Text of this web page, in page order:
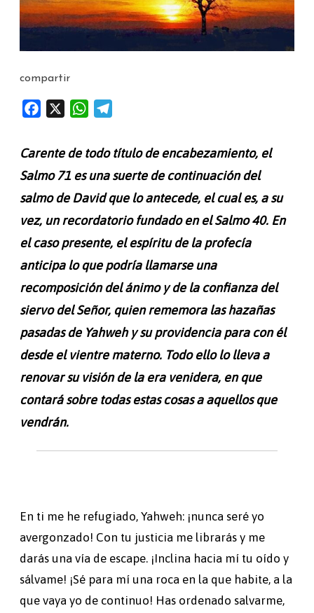
compartir
b
o
o
W
s
A
p
g
r
a
Carente de todo título de encabezamiento, el
Salmo 71 es una suerte de continuación del
salmo de David que lo antecede, el cual es, a su
vez, un recordatorio fundado en el Salmo 40. En
el caso presente, el espíritu de la profecía
anticipa lo que podría llamarse una
recomposición del ánimo y de la confianza del
siervo del Señor, quien rememora las hazañas
pasadas de Yahweh y su providencia para con él
desde el vientre materno. Todo ello lo lleva a
renovar su visión de la era venidera, en que
contará sobre todas estas cosas a aquellos que
vendrán.
En ti me he refugiado, Yahweh: ¡nunca seré yo
avergonzado! Con tu justicia me librarás y me
darás una vía de escape. ¡Inclina hacia mí tu oído y
sálvame! ¡Sé para mí una roca en la que habite, a la
que vaya yo de continuo! Has ordenado salvarme,